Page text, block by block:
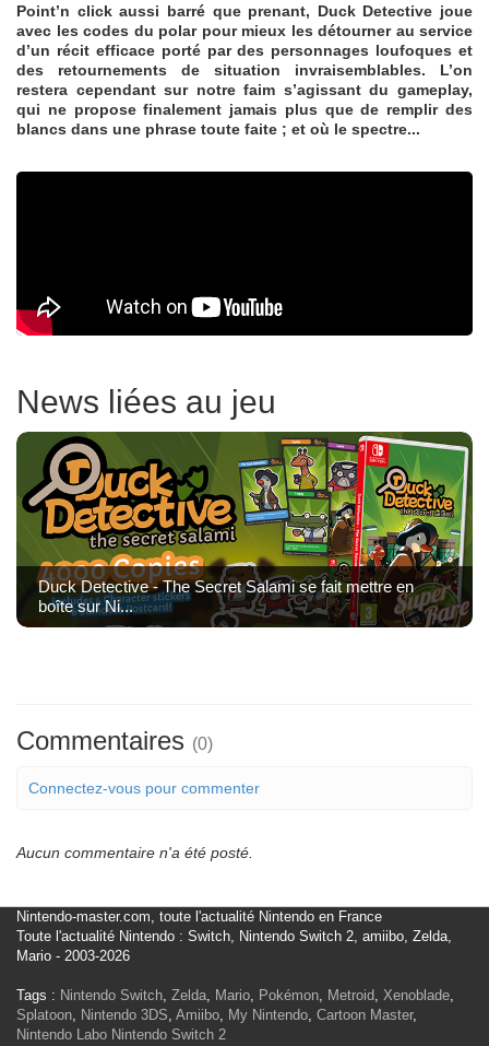
Point’n click aussi barré que prenant, Duck Detective joue
avec les codes du polar pour mieux les détourner au service
d’un récit efficace porté par des personnages loufoques et
des retournements de situation invraisemblables. L’on
restera cependant sur notre faim s’agissant du gameplay,
qui ne propose finalement jamais plus que de remplir des
blancs dans une phrase toute faite ; et où le spectre...
News liées au jeu
Duck Detective - The Secret Salami se fait mettre en
boîte sur Ni...
Commentaires (0)
Connectez-vous pour commenter
Aucun commentaire n'a été posté.
Nintendo-master.com, toute l'actualité Nintendo en France
Toute l'actualité Nintendo : Switch, Nintendo Switch 2, amiibo, Zelda,
Mario - 2003-2026
Tags : Nintendo Switch, Zelda, Mario, Pokémon, Metroid, Xenoblade,
Splatoon, Nintendo 3DS, Amiibo, My Nintendo, Cartoon Master,
Nintendo Labo Nintendo Switch 2